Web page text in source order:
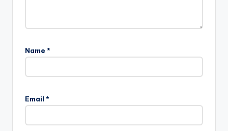
Name *
Email *